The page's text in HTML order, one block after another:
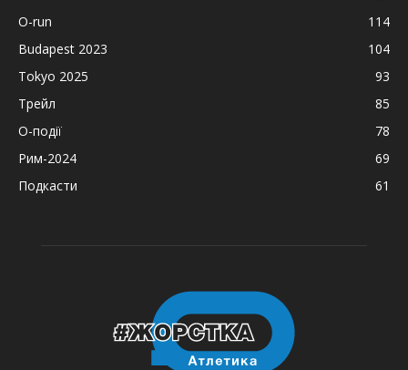
O-run
114
Budapest 2023
104
Tokyo 2025
93
Трейл
85
О-події
78
Рим-2024
69
Подкасти
61